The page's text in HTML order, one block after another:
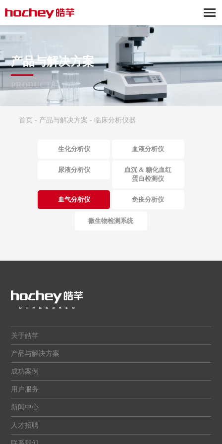
产品与解决方案
PRODUCTS
首页 - 产品与解决方案 - 临床分析仪器
生化分析仪 血液分析仪
尿液分析仪
血沉 & 糖化血红
蛋白检测仪
血气分析仪 免疫分析仪
微生物检测系统
关于皓芊
产品与解决方案
成功案例
用户服务
新闻中心
人才招聘